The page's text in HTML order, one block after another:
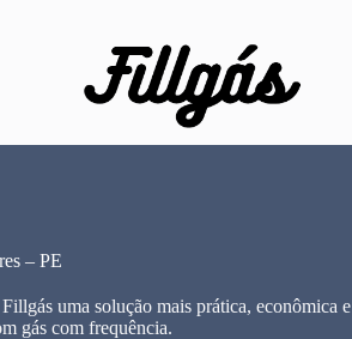
– PE
uma solução mais prática, econômica e
gás com frequência.